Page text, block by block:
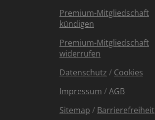
Premium-Mitgliedschaft
kündigen
Premium-Mitgliedschaft
widerrufen
Datenschutz / Cookies
Impressum /AGB
Sitemap / Barrierefreiheit